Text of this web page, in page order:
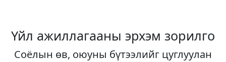
Үйл ажиллагааны эрхэм зорилго
Соёлын өв, оюуны бүтээлийг цуглуулан